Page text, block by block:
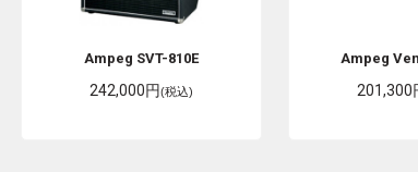
Ampeg SVT-810E
242,000円(税込)
Ampeg
201,300